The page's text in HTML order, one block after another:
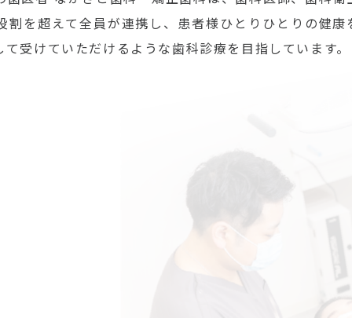
割を超えて全員が連携し、患者様ひとりひとりの健康
受けていただけるような歯科診療を目指しています。